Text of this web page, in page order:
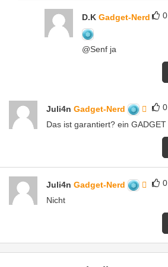
0
D.K Gadget-Nerd
@Senf ja
0
Juli4n Gadget-Nerd
Das ist garantiert? ein GADGET
0
Juli4n Gadget-Nerd
Nicht